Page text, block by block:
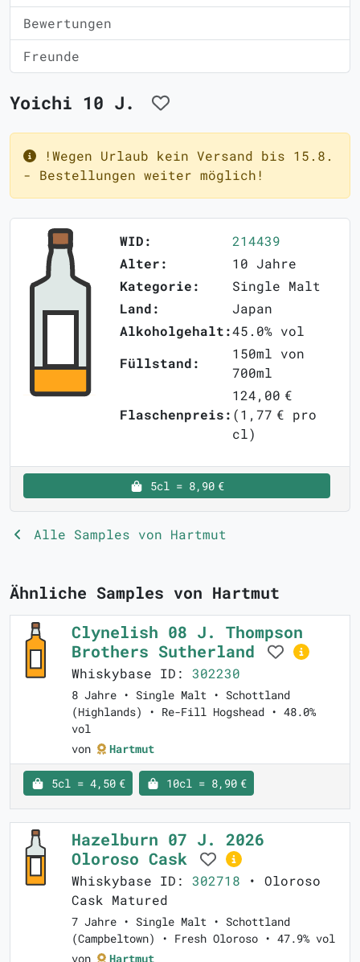
Bewertungen
Freunde
Yoichi 10 J.
!Wegen Urlaub kein Versand bis 15.8.
- Bestellungen weiter möglich!
WID:
214439
Alter:
10 Jahre
Kategorie:
Single Malt
Land:
Japan
Alkoholgehalt:45.0% vol
Füllstand:
150ml von
700ml
Flaschenpreis:
124,00 €
(1,77 € pro
cl)
5cl = 8,90 €
Alle Samples von Hartmut
Ähnliche Samples von Hartmut
Clynelish 08 J. Thompson
Brothers Sutherland
Whiskybase ID: 302230
8 Jahre • Single Malt • Schottland
(Highlands) • Re-Fill Hogshead • 48.0%
vol
von
Hartmut
5cl = 4,50 € 10cl = 8,90 €
Hazelburn 07 J. 2026
Oloroso Cask
Whiskybase ID: 302718 • Oloroso
Cask Matured
7 Jahre • Single Malt • Schottland
(Campbeltown) • Fresh Oloroso • 47.9% vol
von
Hartmut